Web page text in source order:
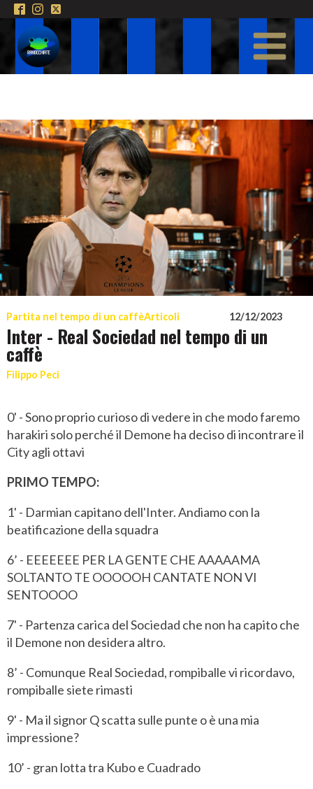
Partita nel tempo di un caffèArticoli 12/12/2023
Inter - Real Sociedad nel tempo di un
caffè
Filippo Peci
0' - Sono proprio curioso di vedere in che modo faremo
harakiri solo perché il Demone ha deciso di incontrare il
City agli ottavi
PRIMO TEMPO:
1' - Darmian capitano dell'Inter. Andiamo con la
beatificazione della squadra
6’ - EEEEEEE PER LA GENTE CHE AAAAAMA
SOLTANTO TE OOOOOH CANTATE NON VI
SENTOOOO
7' - Partenza carica del Sociedad che non ha capito che
il Demone non desidera altro.
8’ - Comunque Real Sociedad, rompiballe vi ricordavo,
rompiballe siete rimasti
9' - Ma il signor Q scatta sulle punte o è una mia
impressione?
10’ - gran lotta tra Kubo e Cuadrado